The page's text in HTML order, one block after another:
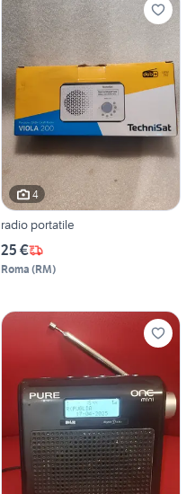
4
radio portatile
25 €
Roma (RM)